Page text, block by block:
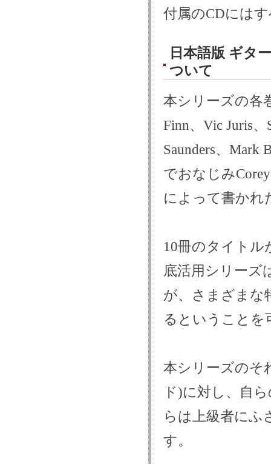
付属のCDには
日本語版 ギタ
ついて
本シリーズの各
Finn、Vic Juris、
Saunders、
でおなじみ
によって書かれ
10冊のタイト
底活用シリーズ
が、さまざまな
るということを
本シリーズのそ
ド)に対し、自
らは上級者にふ
す。